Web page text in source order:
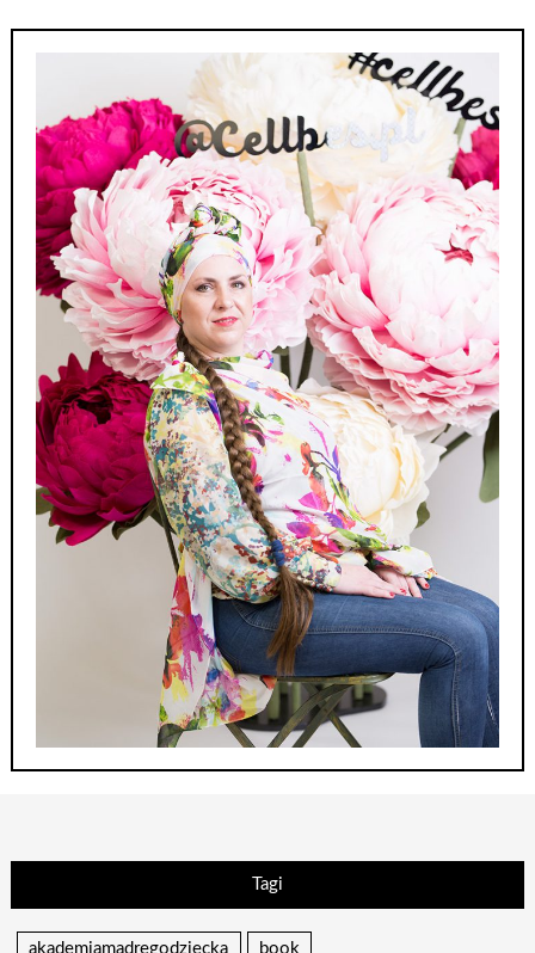
Tagi
akademiamadregodziecka book